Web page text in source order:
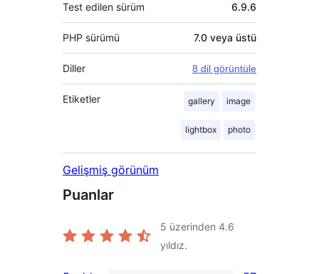
Test edilen sürüm 6.9.6
PHP sürümü 7.0 veya üstü
Diller 8 dil görüntüle
Etiketler gallery image
lightbox photo
Gelişmiş görünüm
Puanlar
5 üzerinden 4.6
yıldız.